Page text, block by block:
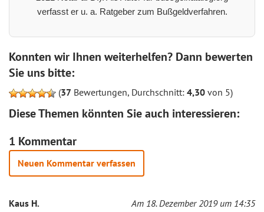
verfasst er u. a. Ratgeber zum Bußgeldverfahren.
Konnten wir Ihnen weiterhelfen? Dann bewerten
Sie uns bitte:
(37 Bewertungen, Durchschnitt: 4,30 von 5)
Diese Themen könnten Sie auch interessieren:
1 Kommentar
Neuen Kommentar verfassen
Kaus H. Am 18. Dezember 2019 um 14:35